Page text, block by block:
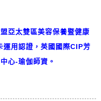
亞太雙區美容保養暨健康
用認證，英國國際CIP芳
心-瑜伽師資。